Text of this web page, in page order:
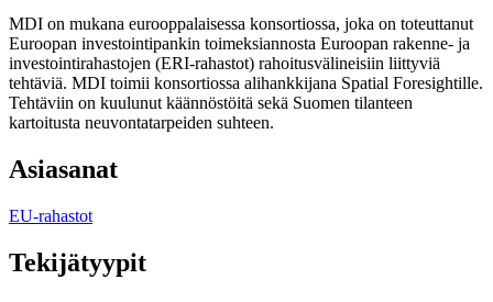
MDI on mukana eurooppalaisessa konsortiossa, joka on toteuttanut
Euroopan investointipankin toimeksiannosta Euroopan rakenne- ja
investointirahastojen (ERI-rahastot) rahoitusvälineisiin liittyviä
tehtäviä. MDI toimii konsortiossa alihankkijana Spatial Foresightille.
Tehtäviin on kuulunut käännöstöitä sekä Suomen tilanteen
kartoitusta neuvontatarpeiden suhteen.
Asiasanat
EU-rahastot
Tekijätyypit